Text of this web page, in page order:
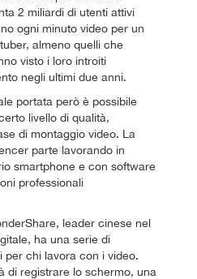
2 miliardi di utenti attivi
ogni minuto video per un
almeno quelli che
visto i loro introiti
negli ultimi due anni.
portata però è possibile
livello di qualità,
di montaggio video. La
parte lavorando in
smartphone e con software
professionali
leader cinese nel
ha una serie di
per chi lavora con i video.
di registrare lo schermo, una